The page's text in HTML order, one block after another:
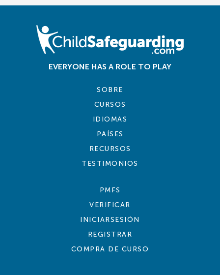
EVERYONE HAS A ROLE TO PLAY
SOBRE
CURSOS
IDIOMAS
PAÍSES
RECURSOS
TESTIMONIOS
PMFS
VERIFICAR
INICIARSESIÓN
REGISTRAR
COMPRA DE CURSO